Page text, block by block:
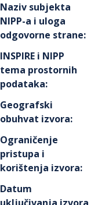
Naziv subjekta
NIPP-a i uloga
odgovorne strane:
INSPIRE i NIPP
tema prostornih
podataka:
Geografski
obuhvat izvora:
Ograničenje
pristupa i
korištenja izvora:
Datum